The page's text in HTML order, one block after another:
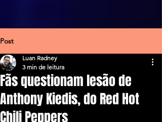
Post
Fãs questionam lesão de
Anthony Kiedis, do Red Hot
Chili Peppers
Luan Radney
3 min de leitura